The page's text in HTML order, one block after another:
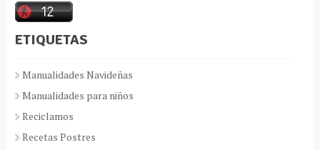
ETIQUETAS
Manualidades Navideñas
Manualidades para niños
Reciclamos
Recetas Postres